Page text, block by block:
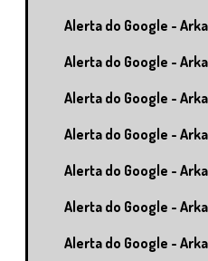
Alerta do Google -
Alerta do Google -
Alerta do Google -
Alerta do Google -
Alerta do Google -
Alerta do Google -
Alerta do Google -